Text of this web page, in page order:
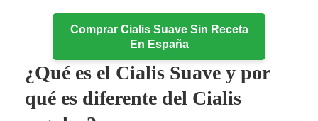
Comprar Cialis Suave Sin Receta
En España
¿Qué es el Cialis Suave y por
qué es diferente del Cialis